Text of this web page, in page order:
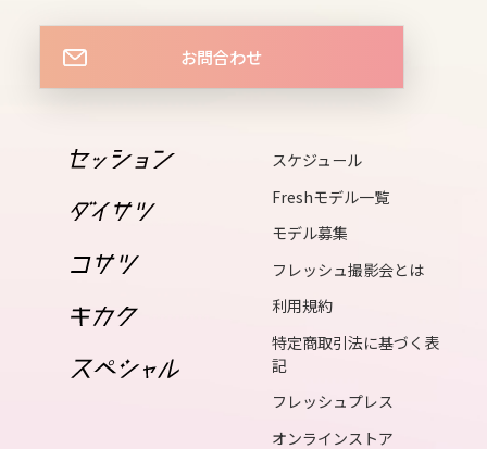
mon
16
17
wed
18
19
fri
20
sat
お問合わせ
スケジュール
Freshモデル一覧
モデル募集
フレッシュ撮影会とは
利用規約
特定商取引法に基づく表
記
フレッシュプレス
オンラインストア